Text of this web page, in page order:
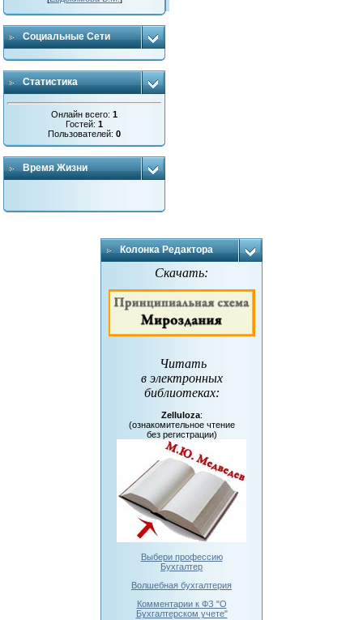
Социальные Сети
Статистика
Онлайн всего:1
Гостей:1
Пользователей:0
Время Жизни
Колонка Редактора
Скачать:
Читать
в электронных
библиотеках:
Zelluloza:
(ознакомительное чтение
без регистрации)
Выбери профессию
Бухгалтер
Волшебная бухгалтерия
Комментарии к ФЗ "О
Бухгалтерском учете"